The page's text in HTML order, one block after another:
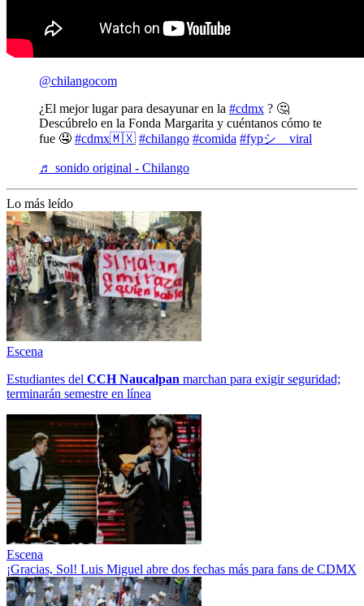
@chilangocom
¿El mejor lugar para desayunar en la #cdmx ? 🤔
Descúbrelo en la Fonda Margarita y cuéntanos cómo te
fue 🤤 #cdmx🇲🇽 #chilango #comida #fypシ゚viral
♬ sonido original - Chilango
Lo más leído
Escena
Estudiantes del CCH Naucalpan marchan para exigir seguridad;
terminarán semestre en línea
Escena
¡Gracias, Sol! Luis Miguel abre dos fechas más para fans de CDMX